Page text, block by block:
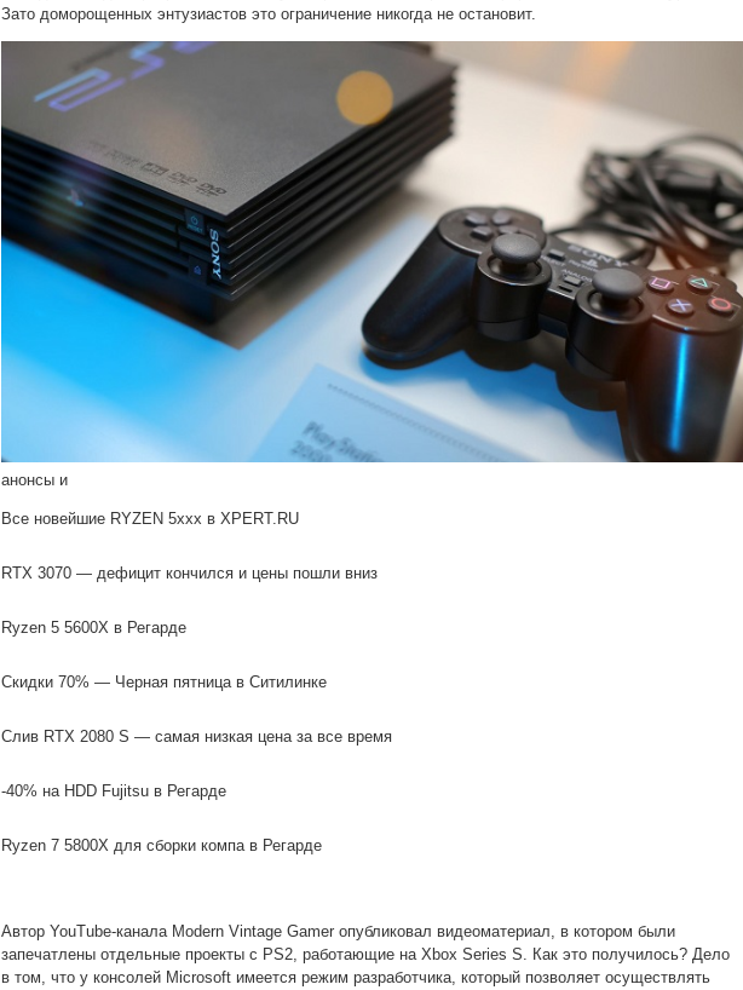
Зато доморощенных энтузиастов это ограничение никогда не остановит.
анонсы и
Все новейшие RYZEN 5ххх в XPERT.RU
RTX 3070 — дефицит кончился и цены пошли вниз
Ryzen 5 5600X в Регарде
Скидки 70% — Черная пятница в Ситилинке
Слив RTX 2080 S — cамая низкая цена за все время
-40% на HDD Fujitsu в Регарде
Ryzen 7 5800X для сборки компа в Регарде
Автор YouTube-канала Modern Vintage Gamer опубликовал видеоматериал, в котором были
запечатлены отдельные проекты с PS2, работающие на Xbox Series S. Как это получилось? Дело
в том, что у консолей Microsoft имеется режим разработчика, который позволяет осуществлять